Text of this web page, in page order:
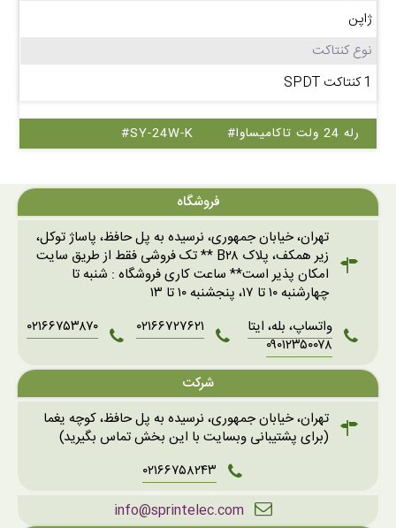
ژاپن
نوع کنتاکت
1 کنتاکت SPDT
#رله 24 ولت تاکامیساوا #SY-24W-K
فروشگاه
تهران، خیابان جمهوری، نرسیده به پل حافظ، پاساژ توکل،
زیر همکف، پلاک B۲۸ ** تک فروشی فقط از طریق سایت
امکان پذیر است** ساعت کاری فروشگاه : شنبه تا
چهارشنبه ۱۰ تا ۱۷، پنجشنبه ۱۰ تا ۱۳
واتساپ، بله، ایتا
۰۹۰۱۲۳۵۰۰۷۸
۰۲۱۶۶۷۲۷۶۲۱ ۰۲۱۶۶۷۵۳۸۷۰
شرکت
تهران، خیابان جمهوری، نرسیده به پل حافظ، کوچه یغما
(برای پشتیبانی وبسایت با این بخش تماس بگیرید)
۰۲۱۶۶۷۵۸۲۴۳
info@sprintelec.com